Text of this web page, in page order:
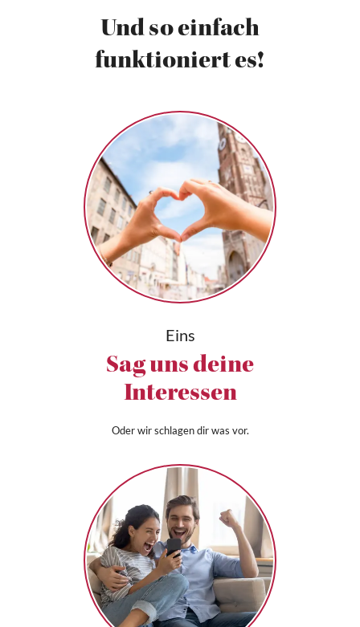
Und so einfach
funktioniert es!
Eins
Sag uns deine
Interessen
Oder wir schlagen dir was vor.